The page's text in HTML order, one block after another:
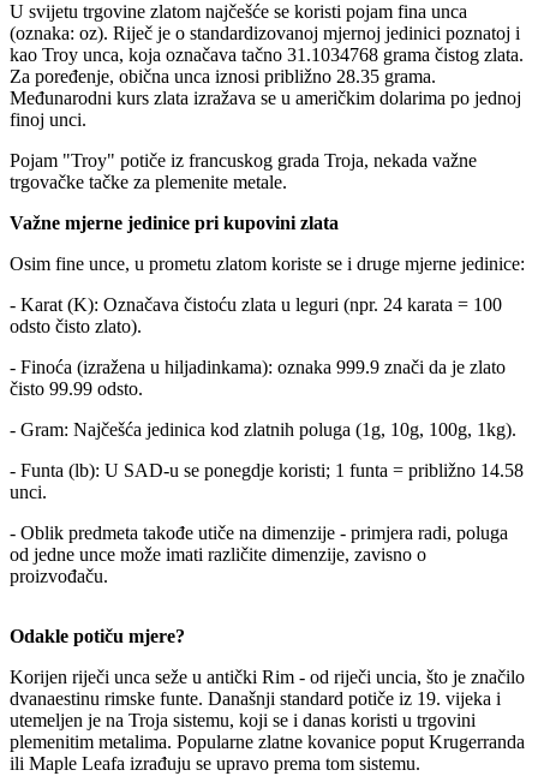
U svijetu trgovine zlatom najčešće se koristi pojam fina unca
(oznaka: oz). Riječ je o standardizovanoj mjernoj jedinici poznatoj i
kao Troy unca, koja označava tačno 31.1034768 grama čistog zlata.
Za poređenje, obična unca iznosi približno 28.35 grama.
Međunarodni kurs zlata izražava se u američkim dolarima po jednoj
finoj unci.
Pojam "Troy" potiče iz francuskog grada Troja, nekada važne
trgovačke tačke za plemenite metale.
Važne mjerne jedinice pri kupovini zlata
Osim fine unce, u prometu zlatom koriste se i druge mjerne jedinice:
- Karat (K): Označava čistoću zlata u leguri (npr. 24 karata = 100
odsto čisto zlato).
- Finoća (izražena u hiljadinkama): oznaka 999.9 znači da je zlato
čisto 99.99 odsto.
- Gram: Najčešća jedinica kod zlatnih poluga (1g, 10g, 100g, 1kg).
- Funta (lb): U SAD-u se ponegdje koristi; 1 funta = približno 14.58
unci.
- Oblik predmeta takođe utiče na dimenzije - primjera radi, poluga
od jedne unce može imati različite dimenzije, zavisno o
proizvođaču.
Odakle potiču mjere?
Korijen riječi unca seže u antički Rim - od riječi uncia, što je značilo
dvanaestinu rimske funte. Današnji standard potiče iz 19. vijeka i
utemeljen je na Troja sistemu, koji se i danas koristi u trgovini
plemenitim metalima. Popularne zlatne kovanice poput Krugerranda
ili Maple Leafa izrađuju se upravo prema tom sistemu.